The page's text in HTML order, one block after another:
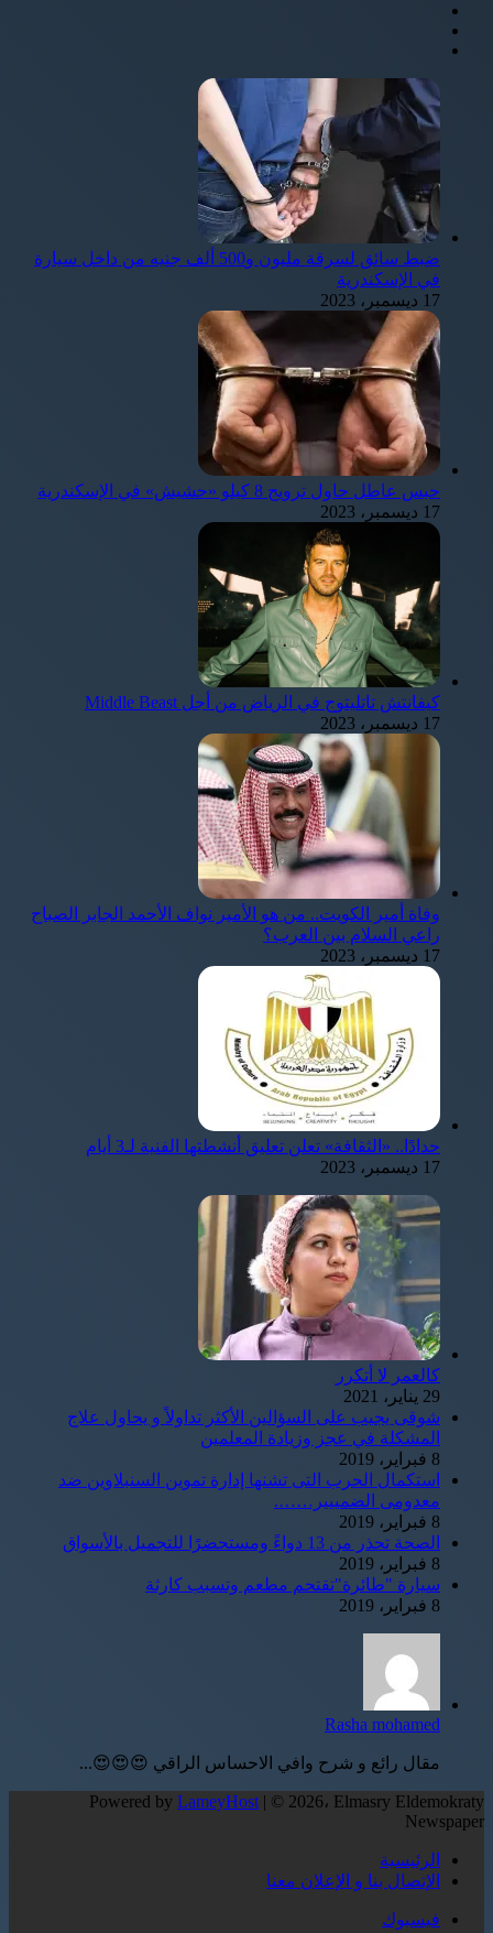
ضبط سائق لسرقة مليون و500 ألف جنيه من داخل سيارة
في الإسكندرية
17 ديسمبر، 2023
حبس عاطل حاول ترويج 8 كيلو «حشيش» في الإسكندرية
17 ديسمبر، 2023
كيفانتش تاتليتوج في الرياض من أجل Middle Beast
17 ديسمبر، 2023
وفاة أمير الكويت.. من هو الأمير نواف الأحمد الجابر الصباح
راعي السلام بين العرب؟
17 ديسمبر، 2023
حدادًا.. «الثقافة» تعلن تعليق أنشطتها الفنية لـ3 أيام
17 ديسمبر، 2023
كالعمر لا أتكرر
29 يناير، 2021
شوقى يجيب على السؤالين الأكثر تداولاً و يحاول علاج
المشكلة في عجز وزيادة المعلمين
8 فبراير، 2019
استكمال الحرب التى تشنها إدارة تموين السنبلاوين ضد
معدومى الضمييير…….
8 فبراير، 2019
الصحة تحذر من 13 دواءً ومستحضرًا للتجميل بالأسواق
8 فبراير، 2019
سيارة "طائرة"تقتحم مطعم وتسبب كارثة
8 فبراير، 2019
Rasha mohamed
مقال رائع و شرح وافي الاحساس الراقي 😍😍😍...
Powered by LameyHost | © 2026، Elmasry Eldemokraty
Newspaper
الرئيسية
الإتصال بنا و الإعلان معنا
فيسبوك